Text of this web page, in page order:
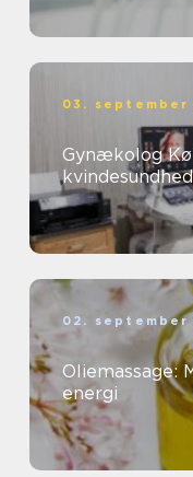
03. september
Gynækolog
kvindesundhed
02. september
Oliemassage:
energi